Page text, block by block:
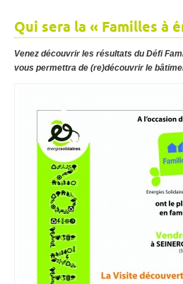
Qui sera la « Familles à
Venez découvrir les résultats du Défi
vous permettra de (re)découvrir le